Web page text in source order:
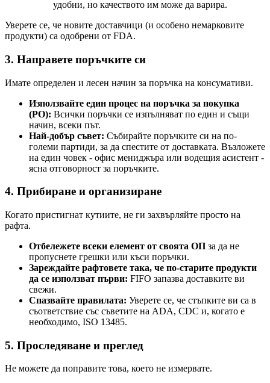
удобни, но качеството им може да варира.
Уверете се, че новите доставчици (и особено немарковите
продукти) са одобрени от FDA.
3. Направете поръчките си
Имате определен и лесен начин за поръчка на консумативи.
Използвайте един процес на поръчка за покупка
(PO): Всички поръчки се изпълняват по един и същи
начин, всеки път.
Най-добър съвет: Събирайте поръчките си на по-
големи партиди, за да спестите от доставката. Възложете
на един човек - офис мениджъра или водещия асистент -
ясна отговорност за поръчките.
4. Прибиране и организиране
Когато пристигнат кутиите, не ги захвърляйте просто на
рафта.
Отбележете всеки елемент от своята ОП за да не
пропуснете грешки или къси поръчки.
Зареждайте рафтовете така, че по-старите продукти
да се използват първи: FIFO запазва доставките ви
свежи.
Спазвайте правилата: Уверете се, че стъпките ви са в
съответствие със съветите на ADA, CDC и, когато е
необходимо, ISO 13485.
5. Проследяване и преглед
Не можете да поправите това, което не измервате.